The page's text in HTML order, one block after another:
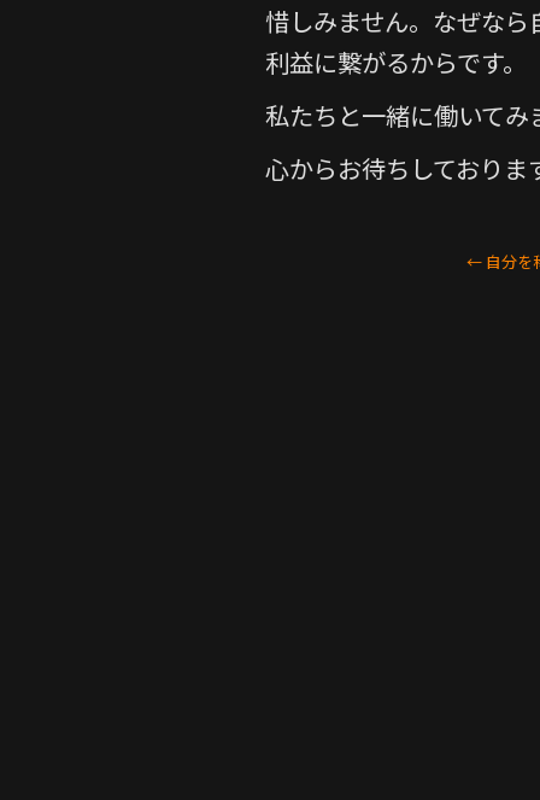
惜しみません。なぜな
利益に繋がるからです。
私たちと一緒に働いて
心からお待ちしておりま
← 自分を